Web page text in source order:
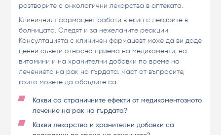
разтворите с онкологични лекарства в аптеката.
Клиничният фармацевт работи в екип с лекарите в
болницата. Следят и за нежеланите реакции.
Консултацията с клиничен фармацевт може да ви даде
ценни съвети относно приема на медикаменти, на
витамини и на хранителни добавки по време на
лечението на рак на гърдата. Част от въпросите,
които можете да обсъдите са:
Какви са страничните ефекти от медикаментозното
лечение на рак на гърдата?
Какви лекарства и хранителни добавки са